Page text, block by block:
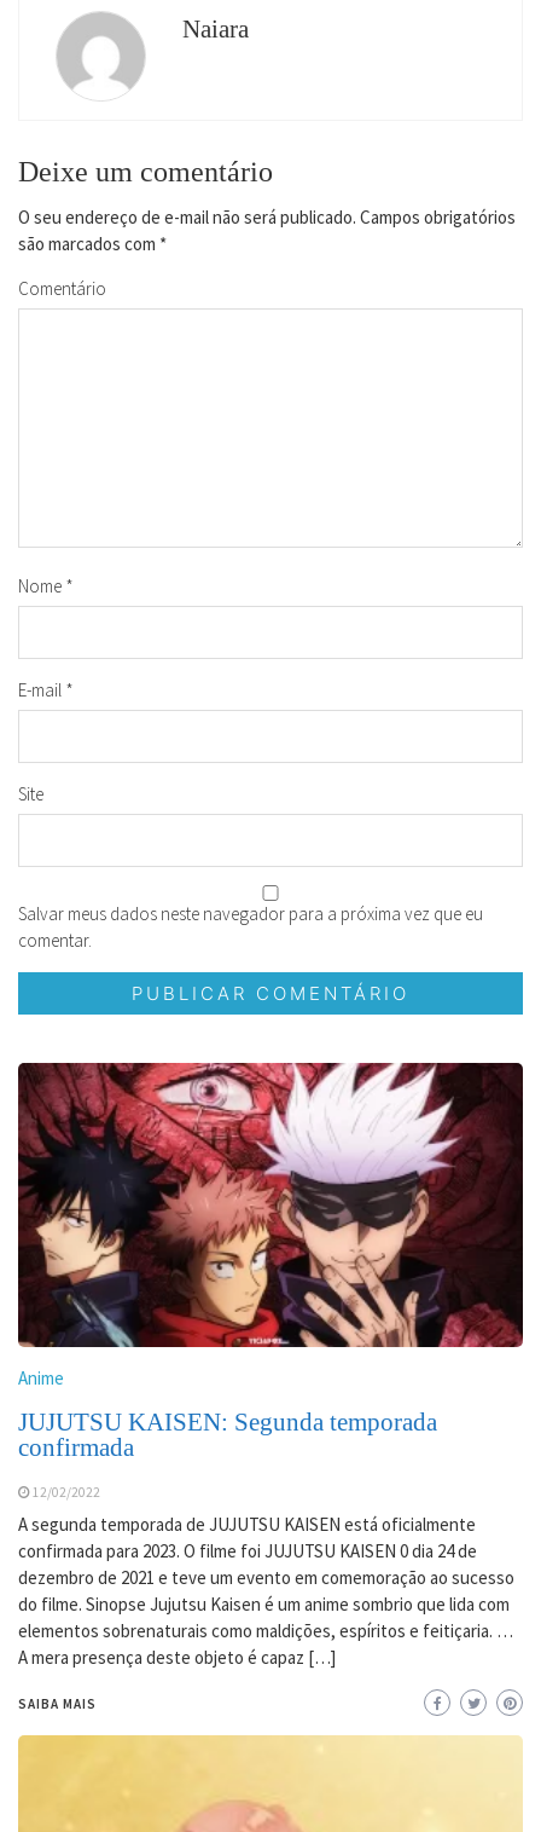
Naiara
Deixe um comentário
O seu endereço de e-mail não será publicado. Campos obrigatórios
são marcados com *
Comentário
Nome *
E-mail *
Site
Salvar meus dados neste navegador para a próxima vez que eu
comentar.
Anime
JUJUTSU KAISEN: Segunda temporada
confirmada
12/02/2022
A segunda temporada de JUJUTSU KAISEN está oficialmente
confirmada para 2023. O filme foi JUJUTSU KAISEN 0 dia 24 de
dezembro de 2021 e teve um evento em comemoração ao sucesso
do filme. Sinopse Jujutsu Kaisen é um anime sombrio que lida com
elementos sobrenaturais como maldições, espíritos e feitiçaria. …
A mera presença deste objeto é capaz […]
SAIBA MAIS